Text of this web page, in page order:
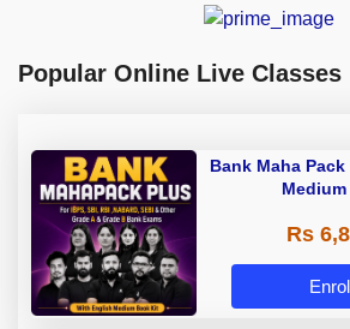
Popular Online Live Classes
Bank Maha
Rs